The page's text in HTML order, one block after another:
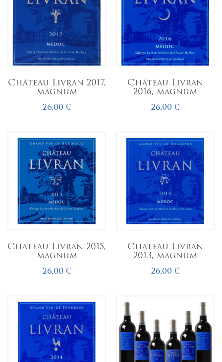
Château Livran 2017,
magnum
26,00 €
Château Livran
2016, magnum
26,00 €
Château Livran 2015,
magnum
26,00 €
Château Livran
2013, magnum
26,00 €